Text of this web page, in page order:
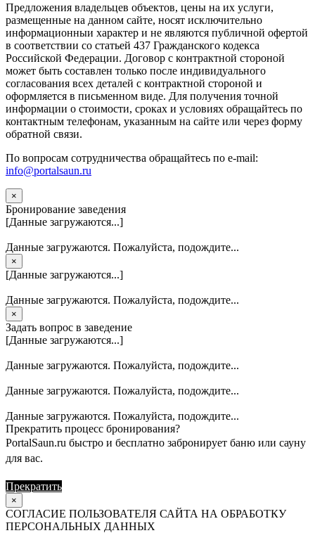
Предложения владельцев объектов, цены на их услуги,
размещенные на данном сайте, носят исключительно
информационныи характер и не являются публичной офертой
в соответствии со статьей 437 Гражданского кодекса
Российской Федерации. Договор с контрактной стороной
может быть составлен только после индивидуального
согласования всех деталей с контрактной стороной и
оформляется в письменном виде. Для получения точной
информации о стоимости, сроках и условиях обращайтесь по
контактным телефонам, указанным на сайте или через форму
обратной связи.
По вопросам сотрудничества обращайтесь по e-mail:
info@portalsaun.ru
×
Бронирование заведения
[Данные загружаются...]
Данные загружаются. Пожалуйста, подождите...
×
[Данные загружаются...]
Данные загружаются. Пожалуйста, подождите...
×
Задать вопрос в заведение
[Данные загружаются...]
Данные загружаются. Пожалуйста, подождите...
Данные загружаются. Пожалуйста, подождите...
Данные загружаются. Пожалуйста, подождите...
Прекратить процесс бронирования?
PortalSaun.ru быстро и бесплатно забронирует баню или сауну
для вас.
Прекратить
×
СОГЛАСИЕ ПОЛЬЗОВАТЕЛЯ САЙТА НА ОБРАБОТКУ
ПЕРСОНАЛЬНЫХ ДАННЫХ